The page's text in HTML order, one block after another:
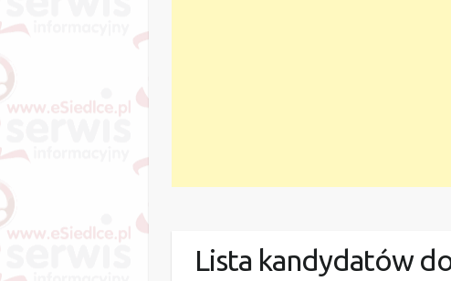
Lista kandydatów